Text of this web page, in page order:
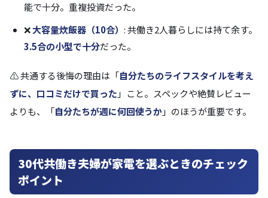
能で十分。重複投資だった。
❌大容量炊飯器（10合） : 共働き2人暮らしには持て余す。
3.5合の小型で十分だった。
⚠️ 共通する後悔の理由は「自分たちのライフスタイルを考え
ずに、口コミだけで買った 」こと。スペックや絶賛レビュー
よりも、「自分たちが週に何回使うか」のほうが重要です。
30代共働き夫婦が家電を選ぶときのチェック
ポイント